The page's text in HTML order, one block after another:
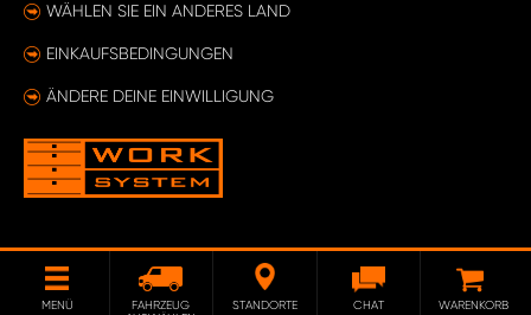
WÄHLEN SIE EIN ANDERES LAND
EINKAUFSBEDINGUNGEN
ÄNDERE DEINE EINWILLIGUNG
MENÜ
FAHRZEUG
STANDORTE CHAT WARENKORB